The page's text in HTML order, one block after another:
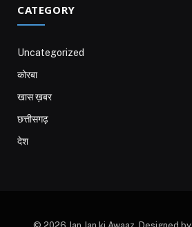
CATEGORY
Uncategorized
कोरबा
खास ख़बर
छत्तीसगढ़
देश